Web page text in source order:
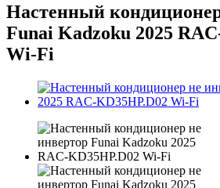
Настенный
Funai Kadzoku 2025
Wi-Fi